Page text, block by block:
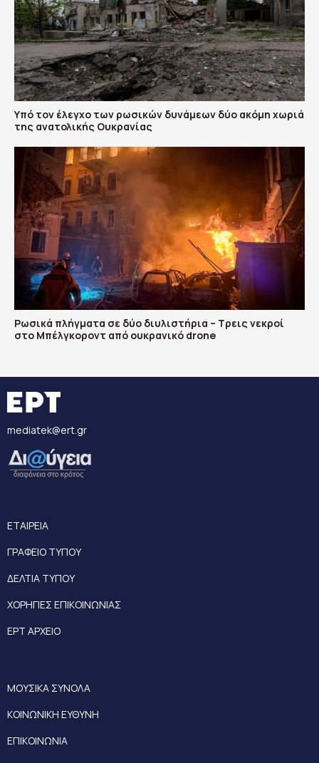
Υπό τον έλεγχο των ρωσικών δυνάμεων δύο ακόμη χωριά
της ανατολικής Ουκρανίας
Ρωσικά πλήγματα σε δύο διυλιστήρια – Τρεις νεκροί
στο Μπέλγκοροντ από ουκρανικό drone
mediatek@ert.gr
ΕΤΑΙΡΕΙΑ
ΓΡΑΦΕΙΟ ΤΥΠΟΥ
ΔΕΛΤΙΑ ΤΥΠΟΥ
ΧΟΡΗΓΙΕΣ ΕΠΙΚΟΙΝΩΝΙΑΣ
ΕΡΤ ΑΡΧΕΙΟ
ΜΟΥΣΙΚΑ ΣΥΝΟΛΑ
ΚΟΙΝΩΝΙΚΗ ΕΥΘΥΝΗ
ΕΠΙΚΟΙΝΩΝΙΑ